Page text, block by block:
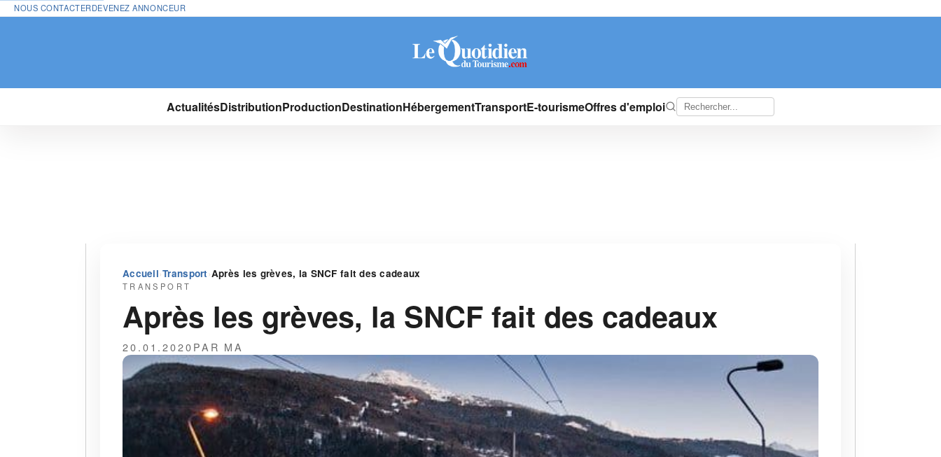
NOUS CONTACTERDEVENEZ ANNONCEUR
ActualitésDistributionProductionDestinationHébergementTransportE-tourismeOffres d'emploi
Accueil›Transport ›Après les grèves, la SNCF fait des cadeaux
TRANSPORT
Après les grèves, la SNCF fait des cadeaux
20.01.2020PAR MA